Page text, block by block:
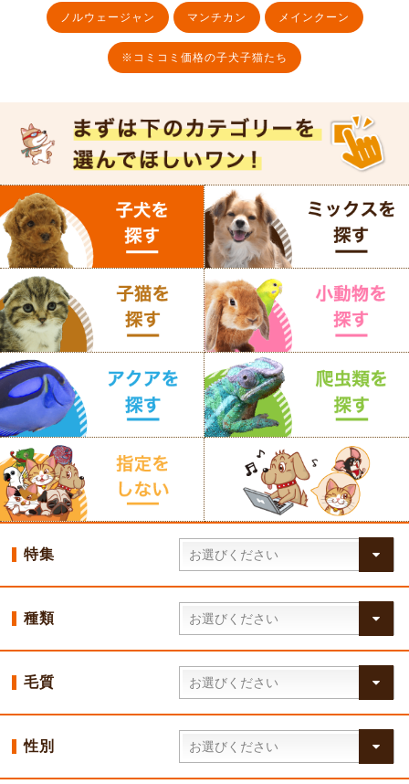
ノルウェージャン マンチカン メインクーン
※コミコミ価格の子犬子猫たち
特集
種類
毛質
性別